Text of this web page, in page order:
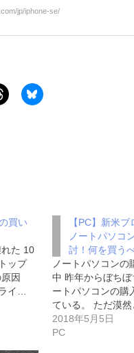
jp/iphone-se/
買い
た 10
ップ
因
イ…
【PC】新米
ノートパソコ
討！何を買う
ノートパソコンの
中 昨年からぼちぼ
ートパソコンの購
ている。 ただ漠然
2018年5月5日
PC